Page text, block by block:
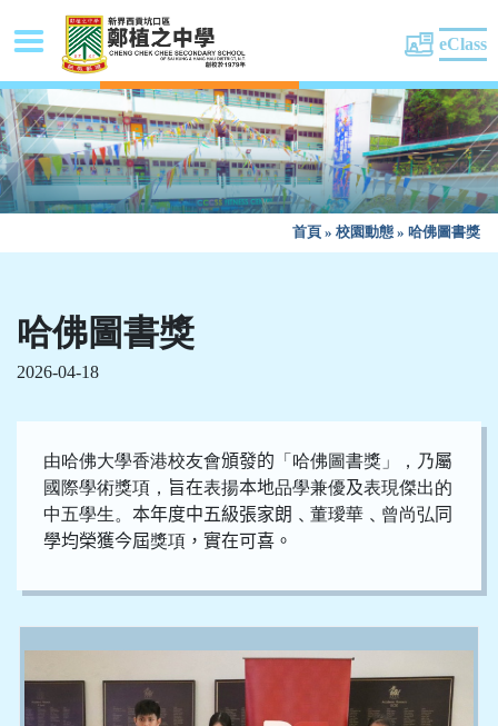
eClass
首頁 » 校園動態 » 哈佛圖書獎
哈佛圖書獎
2026-04-18
由哈佛大學香港校友會頒發的 「哈佛圖書獎」，乃屬
國際學術獎項， 旨在表揚本地品學兼優及表現傑出的
中五學生。 本年度中五級張家朗﹑ 董璦華 ﹑ 曾尚弘 同
學均榮獲今屆獎項 ，實在可喜。